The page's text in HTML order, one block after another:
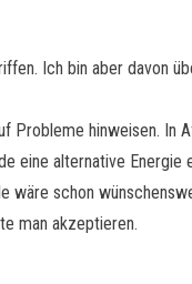
Ich bin aber davon
Probleme hinweisen. In
eine alternative
wäre schon
man akzeptieren.